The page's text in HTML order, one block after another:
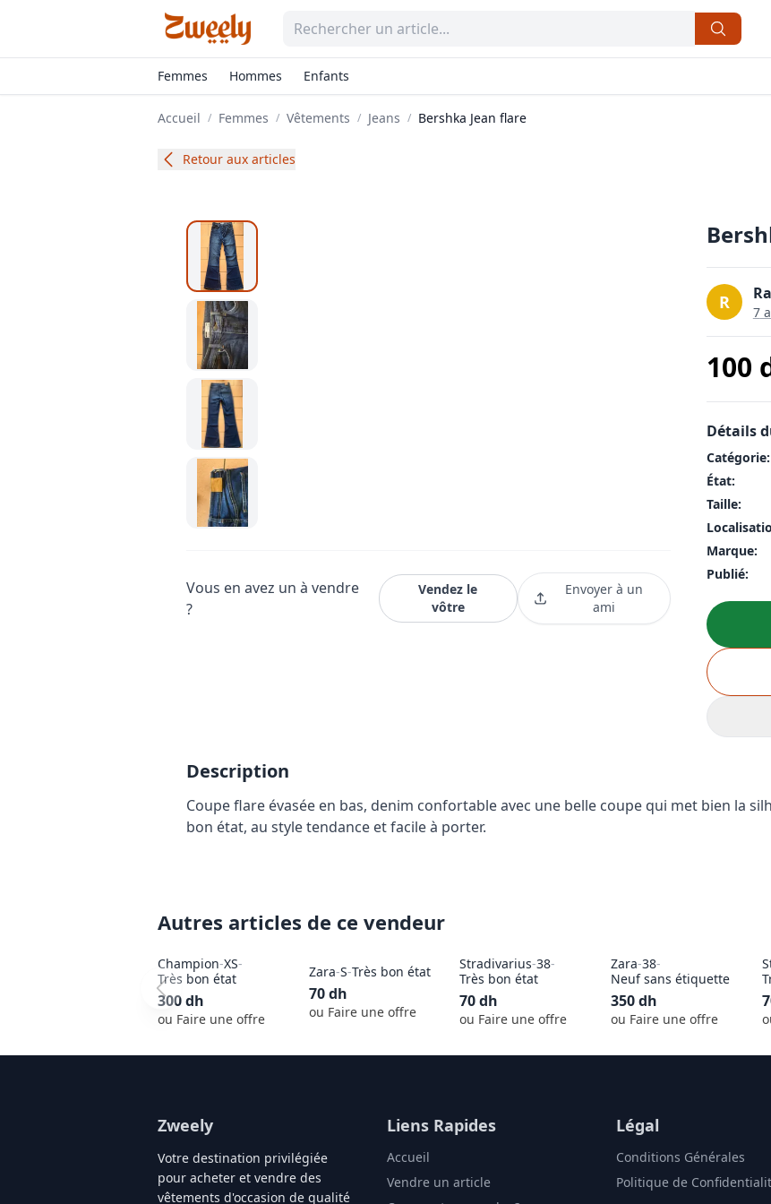
Femmes Hommes Enfants
Accueil / Femmes / Vêtements / Jeans / Bershka Jean flare
Retour aux articles
Vous en avez un à vendre
?
Vendez le
vôtre
Envoyer à un
ami
R 7
100
Détails
Catégorie:
État:
Taille:
Marque:
Publié:
Description
Coupe flare évasée en bas, denim confortable avec une belle coupe qui met bien la
bon état, au style tendance et facile à porter.
Autres articles de ce vendeur
Champion-XS-
Très bon état
300dh
ou Faire une offre
Zara-S-Très bon état
70dh
ou Faire une offre
Stradivarius-38-
Très bon état
70dh
ou Faire une offre
Zara-38-
Neuf sans étiquette
350dh
ou Faire une offre
Zweely
Votre destination privilégiée
pour acheter et vendre des
vêtements d'occasion de qualité
Liens Rapides
Accueil
Vendre un article
Légal
Conditions Générales
Politique de